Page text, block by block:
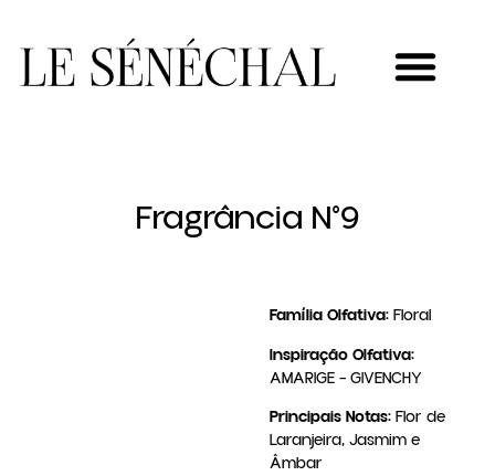
Fragrância N°9
Família Olfativa: Floral
Inspiração Olfativa:
AMARIGE – GIVENCHY
Principais Notas: Flor de
Laranjeira, Jasmim e
Âmbar